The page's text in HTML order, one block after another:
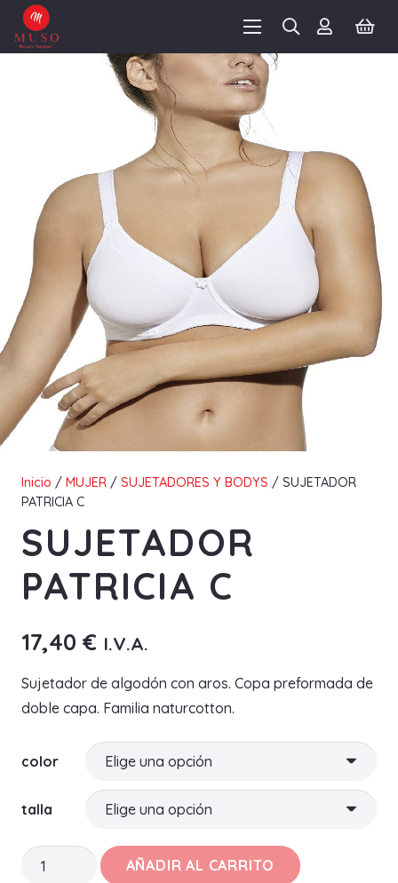
Inicio / MUJER / SUJETADORES Y BODYS / SUJETADOR
PATRICIA C
SUJETADOR
PATRICIA C
17,40 € I.V.A.
Sujetador de algodón con aros. Copa preformada de
doble capa. Familia naturcotton.
color
talla
SUJETADOR
AÑADIR AL CARRITO